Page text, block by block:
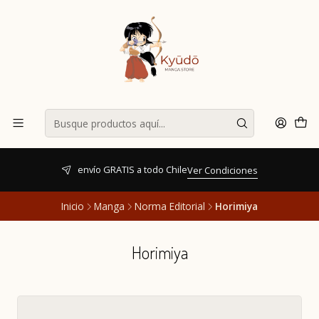
envío GRATIS a todo ChileVer Condiciones
Inicio Manga Norma Editorial Horimiya
Horimiya